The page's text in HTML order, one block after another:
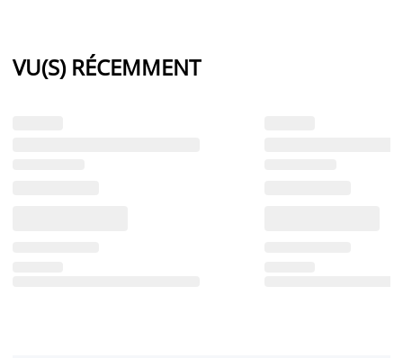
VU(S) RÉCEMMENT